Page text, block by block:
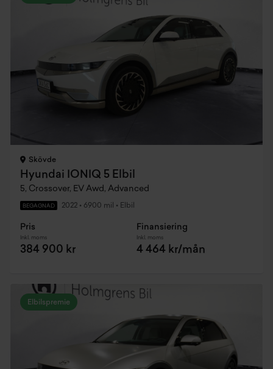
Skövde
Hyundai IONIQ 5 Elbil
5, Crossover, EV Awd, Advanced
BEGAGNAD 2022 • 6900 mil • Elbil
Pris
Inkl. moms
384 900 kr
Finansiering
Inkl. moms
4 464 kr/mån
Elbilspremie